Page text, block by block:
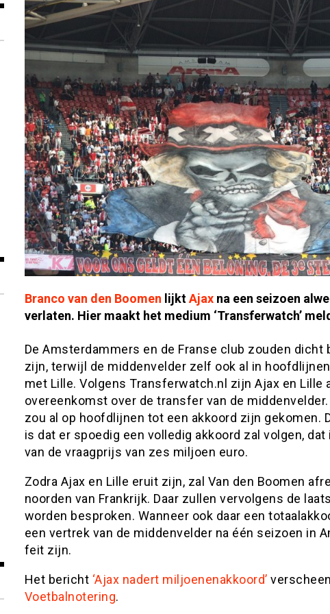
Branco van den Boomen lijktAjaxna een seizoen
verlaten. Hier maakt het medium ‘Transferwatch’
De Amsterdammers en de Franse club zouden dicht
zijn, terwijl de middenvelder zelf ook al in
met Lille. Volgens Transferwatch.nl zijn Ajax en Lille
overeenkomst over de transfer van de
zou al op hoofdlijnen tot een akkoord zijn gekomen.
is dat er spoedig een volledig akkoord zal volgen,
van de vraagprijs van zes miljoen euro.
Zodra Ajax en Lille eruit zijn, zal Van den Boomen
noorden van Frankrijk. Daar zullen vervolgens de
worden besproken. Wanneer ook daar een
een vertrek van de middenvelder na één seizoen in
feit zijn.
Het bericht ‘Ajax nadert miljoenenakkoord’
Voetbalnotering.